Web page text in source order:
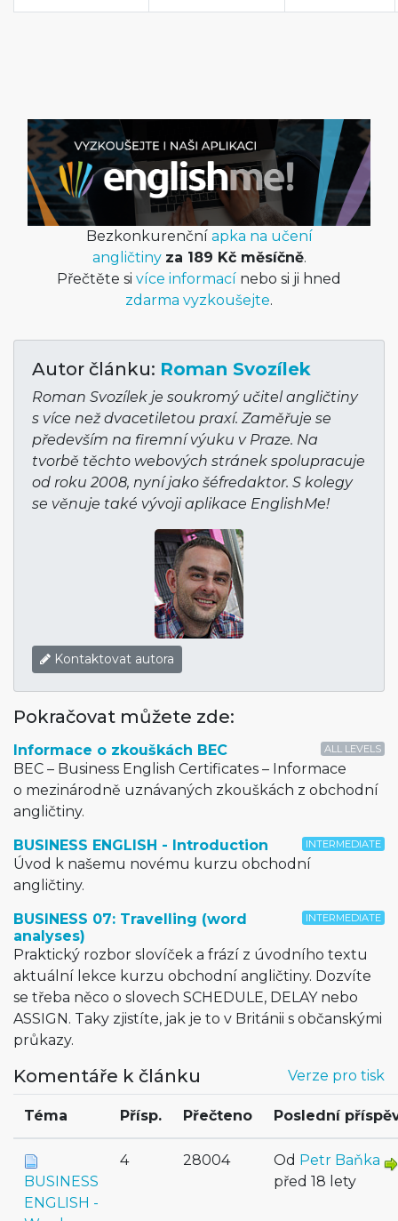
Bezkonkurenční apka na učení
angličtiny za 189 Kč měsíčně.
Přečtěte si více informací nebo si ji hned
zdarma vyzkoušejte.
Autor článku: Roman Svozílek
Roman Svozílek je soukromý učitel angličtiny
s více než dvacetiletou praxí. Zaměřuje se
především na firemní výuku v Praze. Na
tvorbě těchto webových stránek spolupracuje
od roku 2008, nyní jako šéfredaktor. S kolegy
se věnuje také vývoji aplikace EnglishMe!
Kontaktovat autora
Pokračovat můžete zde:
ALL LEVELS
Informace o zkouškách BEC
BEC – Business English Certificates – Informace
o mezinárodně uznávaných zkouškách z obchodní
angličtiny.
INTERMEDIATE
BUSINESS ENGLISH - Introduction
Úvod k našemu novému kurzu obchodní
angličtiny.
INTERMEDIATE
BUSINESS 07: Travelling (word
analyses)
Praktický rozbor slovíček a frází z úvodního textu
aktuální lekce kurzu obchodní angličtiny. Dozvíte
se třeba něco o slovech SCHEDULE, DELAY nebo
ASSIGN. Taky zjistíte, jak je to v Británii s občanskými
průkazy.
Verze pro tisk
Komentáře k článku
Téma Přísp. Přečteno Poslední
BUSINESS
ENGLISH -
4 28004 Od Petr Baňka
před 18 lety